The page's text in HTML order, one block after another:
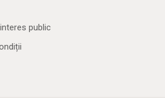
public